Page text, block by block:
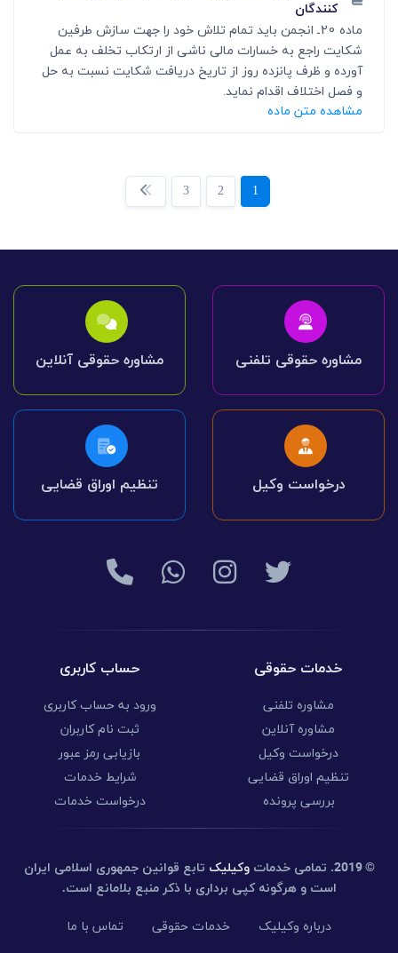
کنندگان
ماده 20ـ انجمن باید تمام تلاش خود را جهت سازش طرفین
شکایت راجع به خسارات مالی ناشی از ارتکاب تخلف به عمل
آورده و ظرف پانزده روز از تاریخ دریافت شکایت نسبت به حل
و فصل اختلاف اقدام نماید.
مشاهده متن ماده
3 2 1
مشاوره حقوقی تلفنی مشاوره حقوقی آنلاین
درخواست وکیل تنظیم اوراق قضایی
خدمات حقوقی
مشاوره تلفنی
مشاوره آنلاین
درخواست وکیل
تنظیم اوراق قضایی
بررسی پرونده
حساب کاربری
ورود به حساب کاربری
ثبت نام کاربران
بازیابی رمز عبور
شرایط خدمات
درخواست خدمات
© 2019. تمامی خدماتوکیلیک تابع قوانین جمهوری اسلامی ایران
است و هرگونه کپی برداری با ذکر منبع بلامانع است.
درباره وکیلیک خدمات حقوقی تماس با ما